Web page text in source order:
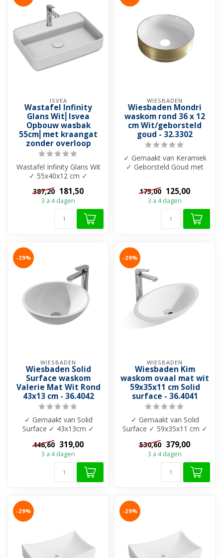
ISVEA
Wastafel Infinity
Glans Wit⎢Isvea
Opbouw wasbak
55cm⎢met kraangat
zonder overloop
Wastafel Infinity Glans Wit
✓ 55x40x12 cm ✓
✓ Zonder ov...
387,20 181,50
3 a 4 dagen
WIESBADEN
Wiesbaden Mondri
waskom rond 36 x 12
cm Wit/geborsteld
goud - 32.3302
✓ Gemaakt van Keramiek
✓ Geborsteld Goud met
175,00 125,00
3 a 4 dagen
-29%
WIESBADEN
Wiesbaden Solid
Surface waskom
Valerie Mat Wit Rond
43x13 cm - 36.4042
✓ Gemaakt van Solid
Surface ✓ 43x13cm ✓
Zonder overloop ✓ Ovaal
opzetwastafel
446,60 319,00
3 a 4 dagen
-29%
WIESBADEN
Wiesbaden Kim
waskom ovaal mat wit
59x35x11 cm Solid
surface - 36.4041
✓ Gemaakt van Solid
Surface ✓ 59x35x11 cm ✓
Zonder overloop ✓ Ovaal
opzetwastaf...
530,60 379,00
3 a 4 dagen
-29% -29%